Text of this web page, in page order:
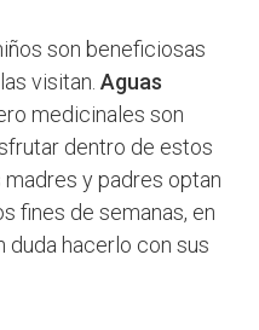
son beneficiosas
visitan. Aguas
medicinales son
dentro de estos
y padres optan
fines de semanas, en
duda hacerlo con sus